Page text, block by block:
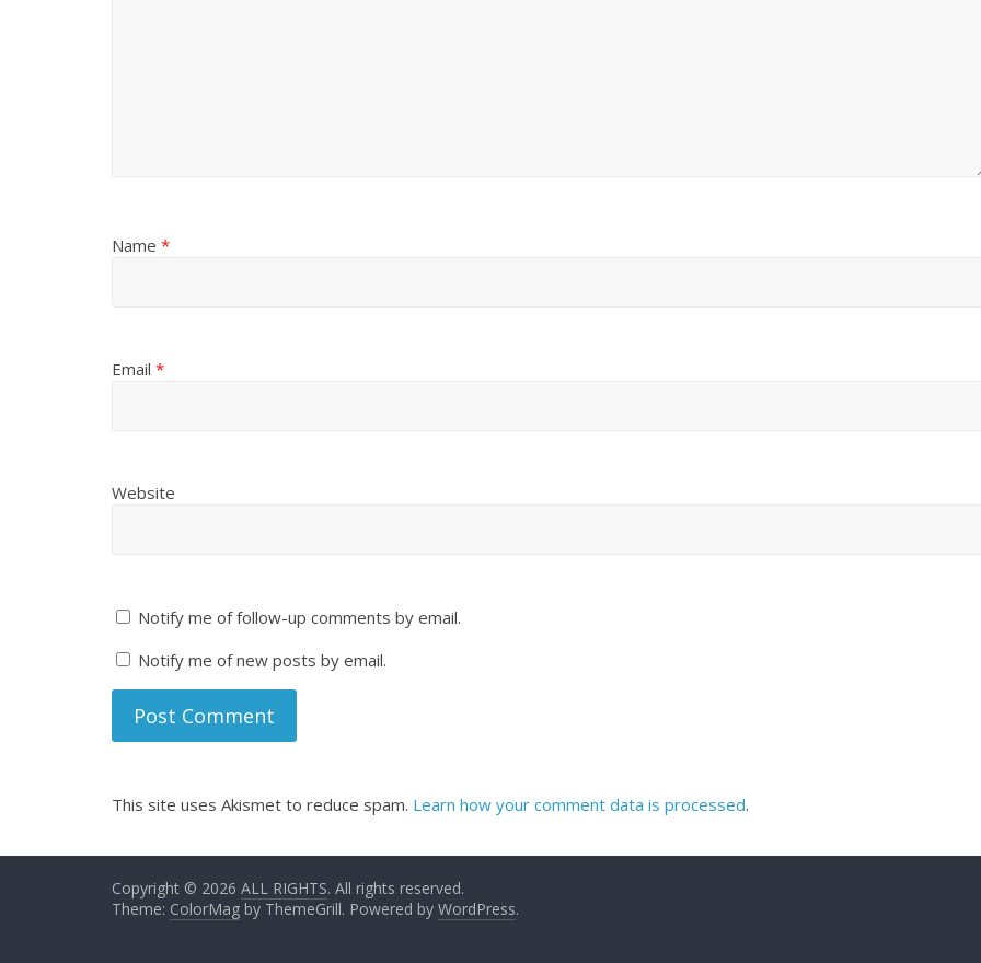
Name *
Email *
Website
Notify me of follow-up comments by email.
Notify me of new posts by email.
This site uses Akismet to reduce spam. Learn how your comment data is processed.
Copyright © 2026 ALL RIGHTS. All rights reserved.
Theme: ColorMag by ThemeGrill. Powered by WordPress.